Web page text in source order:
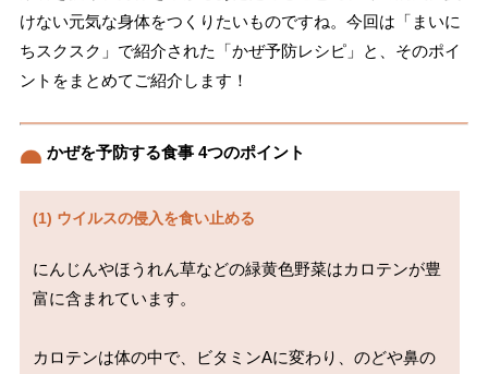
けない元気な身体をつくりたいものですね。今回は「まいに
ちスクスク」で紹介された「かぜ予防レシピ」と、そのポイ
ントをまとめてご紹介します！
かぜを予防する食事 4つのポイント
(1) ウイルスの侵入を食い止める
にんじんやほうれん草などの緑黄色野菜はカロテンが豊
富に含まれています。
カロテンは体の中で、ビタミンAに変わり、のどや鼻の